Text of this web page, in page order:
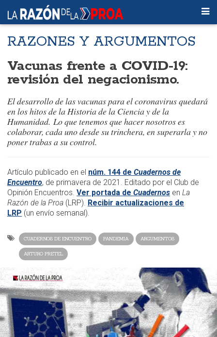
RAZONES Y ARGUMENTOS
Vacunas frente a COVID-19:
revisión del negacionismo.
El desarrollo de las vacunas para el coronavirus quedará
en los hitos de la Historia de la Ciencia y de la
Humanidad. Lo que tenemos que hacer nosotros es
colaborar, cada uno desde su trinchera, en superarla y no
poner trabas a su control.
Artículo publicado en el núm. 144 de Cuadernos de
Encuentro, de primavera de 2021. Editado por el Club de
Opinión Encuentros. Ver portada de Cuadernos en La
Razón de la Proa (LRP). Recibir actualizaciones de
LRP (un envío semanal).
CUADERNOS DE ENCUENTRO PANDEMIA ARGUMENTOS
ARTURO PRETEL